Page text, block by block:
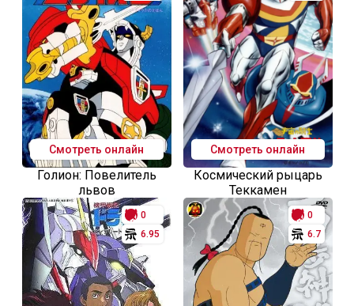
Смотреть онлайн
Голион: Повелитель
львов
Смотреть онлайн
Космический рыцарь
Теккамен
0
6.95
0
6.7